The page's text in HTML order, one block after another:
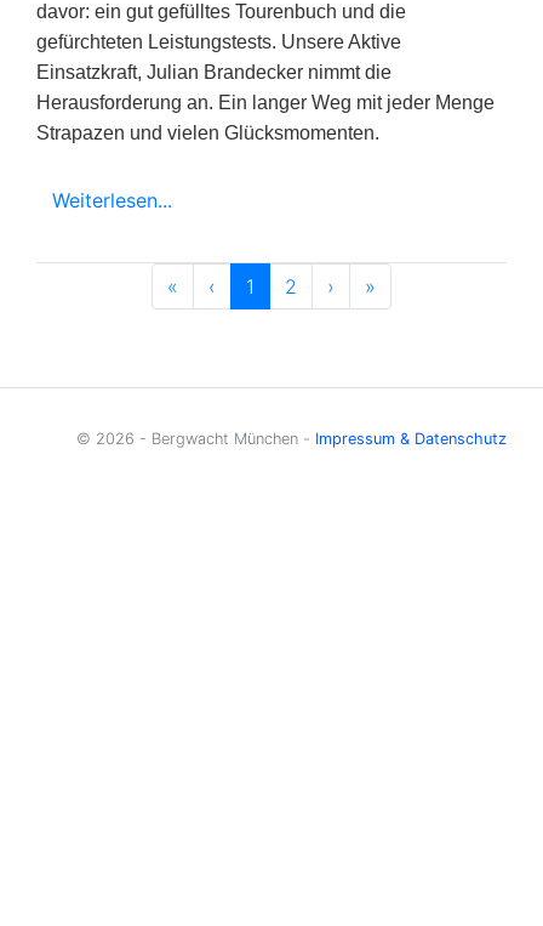
davor: ein gut gefülltes Tourenbuch und die
gefürchteten Leistungstests. Unsere Aktive
Einsatzkraft, Julian Brandecker nimmt die
Herausforderung an. Ein langer Weg mit jeder Menge
Strapazen und vielen Glücksmomenten.
Weiterlesen...
« Älter‹ Älter1 2 › Neuer
»
© 2026 - Bergwacht München - Impressum & Datenschutz